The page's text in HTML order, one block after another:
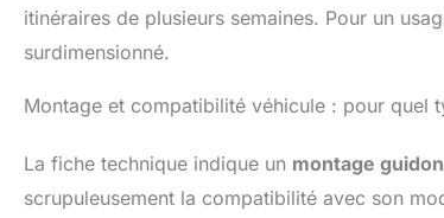
itinéraires de plusieurs semaines. Pour un
surdimensionné.
Montage et compatibilité véhicule : pour quel
La fiche technique indique un montage guidon
scrupuleusement la compatibilité avec son